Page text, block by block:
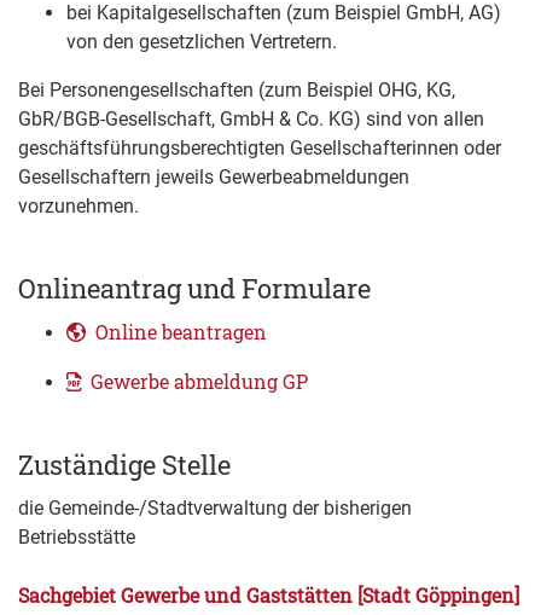
bei Kapitalgesellschaften (zum Beispiel GmbH, AG)
von den gesetzlichen Vertretern.
Bei Personengesellschaften (zum Beispiel OHG, KG,
GbR/BGB-Gesellschaft, GmbH & Co. KG) sind von allen
geschäftsführungsberechtigten Gesellschafterinnen oder
Gesellschaftern jeweils Gewerbeabmeldungen
vorzunehmen.
Onlineantrag und Formulare
Online beantragen
Gewerbe abmeldung GP
Zuständige Stelle
die Gemeinde-/Stadtverwaltung der bisherigen
Betriebsstätte
Sachgebiet Gewerbe und Gaststätten [Stadt Göppingen]